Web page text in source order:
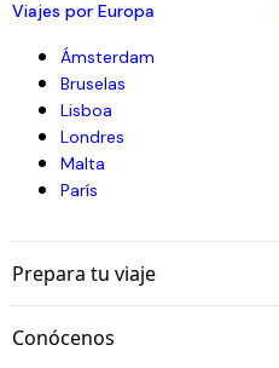
Viajes por Europa
Ámsterdam
Bruselas
Lisboa
Londres
Malta
París
Prepara tu viaje
Conócenos